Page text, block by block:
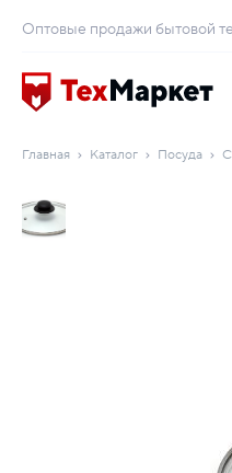
Оптовые продажи бытовой
Главная Каталог Посуда